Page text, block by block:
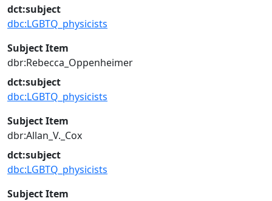
dct:subject
dbc:LGBTQ_physicists
Subject Item
dbr:Rebecca_Oppenheimer
dct:subject
dbc:LGBTQ_physicists
Subject Item
dbr:Allan_V._Cox
dct:subject
dbc:LGBTQ_physicists
Subject Item